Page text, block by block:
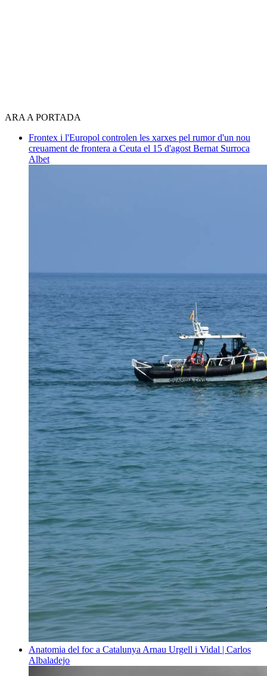
ARA A PORTADA
Frontex i l'Europol controlen les xarxes pel rumor d'un nou
creuament de frontera a Ceuta el 15 d'agost Bernat Surroca
Albet
Anatomia del foc a Catalunya Arnau Urgell i Vidal | Carlos
Albaladejo